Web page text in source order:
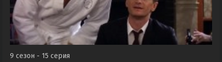
9 сезон - 15 серия